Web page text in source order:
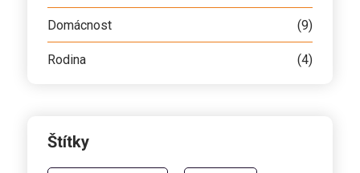
Domácnost (9)
Rodina (4)
Štítky